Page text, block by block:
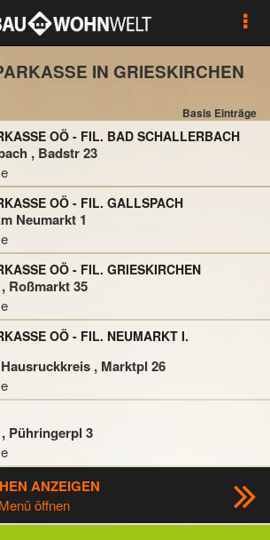
IN GRIESKIRCHEN
Basis Einträge
OÖ - FIL. BAD SCHALLERBACH
, Badstr 23
OÖ - FIL. GALLSPACH
Neumarkt 1
OÖ - FIL. GRIESKIRCHEN
Roßmarkt 35
OÖ - FIL. NEUMARKT I.
, Marktpl 26
Pühringerpl 3
ANZEIGEN
öffnen